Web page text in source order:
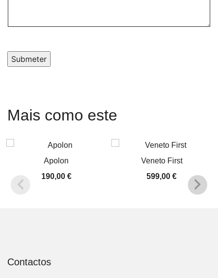
Submeter
Mais como este
Apolon
190,00 €
Veneto First
599,00€
Contactos